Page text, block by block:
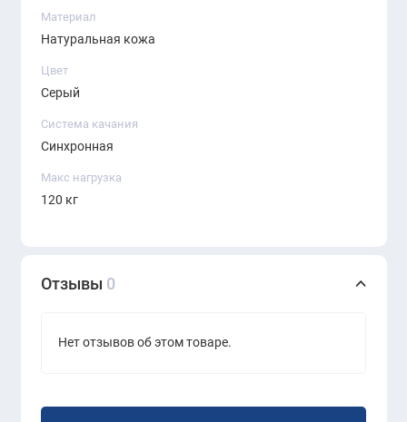
Материал
Натуральная кожа
Цвет
Серый
Система качания
Синхронная
Макс нагрузка
120 кг
Отзывы 0
Нет отзывов об этом товаре.